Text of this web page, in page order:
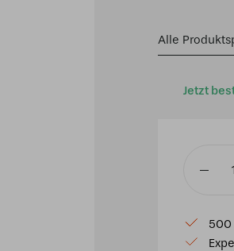
Jetzt
Alle
5794
Menge
500